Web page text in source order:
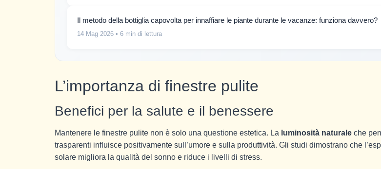
Il metodo della bottiglia capovolta per innaffiare le piante durante le vacanze: funziona davvero?
14 Mag 2026 • 6 min di lettura
L’importanza di finestre pulite
Benefici per la salute e il benessere
Mantenere le finestre pulite non è solo una questione estetica. La luminosità naturale che
trasparenti influisce positivamente sull’umore e sulla produttività. Gli studi dimostrano che
solare migliora la qualità del sonno e riduce i livelli di stress.